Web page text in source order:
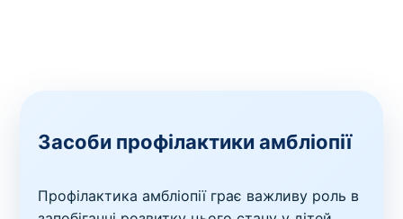
Засоби профілактики амбліопії
Профілактика амбліопії грає важливу роль в